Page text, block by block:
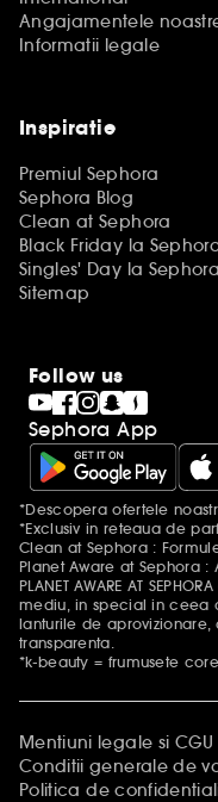
Angajamentele
Informatii legale
Inspiratie
Premiul Sephora
Sephora Blog
Clean at Sephora
Black Friday la
Singles' Day la Sephora
Sitemap
Follow us
Sephora App
Mentiuni aditionale
*Descopera ofertele
*Exclusiv in reteaua de
Clean at Sephora :
Planet Aware at Sephora
PLANET AWARE AT
mediu, in special in ceea
lanturile de
transparenta.
*k-beauty = frumusete
Mentiuni legale si CGU
Conditii generale de
Politica de